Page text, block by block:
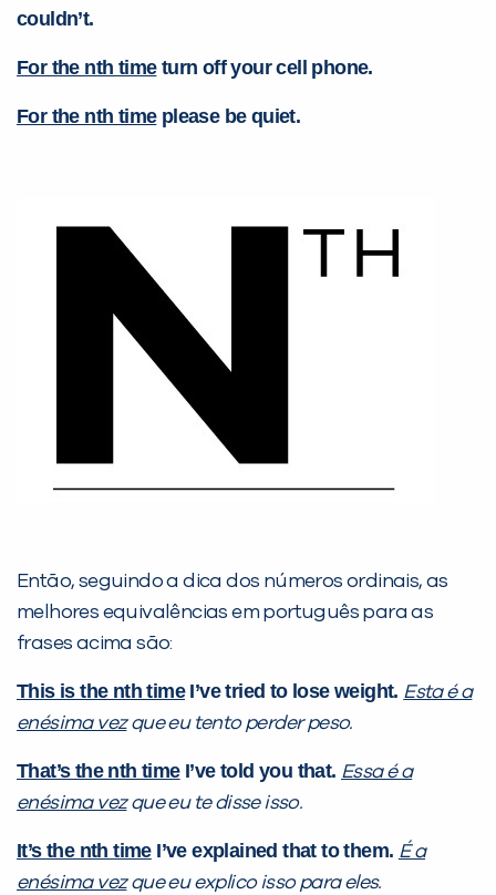
couldn’t.
For the nth timeturn off your cell phone.
For the nth timeplease be quiet.
Então, seguindo a dica dos números ordinais, as
melhores equivalências em português para as
frases acima são:
This is the nth timeI’ve tried to lose weight. Esta é a
enésima vezque eu tento perder peso.
That’s the nth timeI’ve told you that. Essa é a
enésima vezque eu te disse isso.
It’s the nth timeI’ve explained that to them. É a
enésima vezque eu explico isso para eles.
Você é aluno inFlux?
VOLTAR